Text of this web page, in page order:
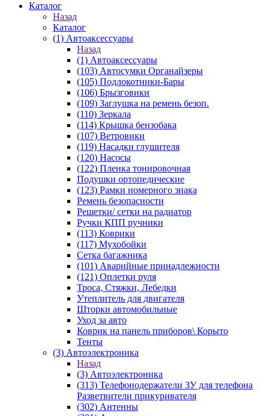
Каталог
Назад
Каталог
(1) Автоаксессуары
Назад
(1) Автоаксессуары
(103) Автосумки Органайзеры
(105) Подлокотники-Бары
(106) Брызговики
(109) Заглушка на ремень безоп.
(110) Зеркала
(114) Крышка бензобака
(107) Ветровики
(119) Насадки глушителя
(120) Насосы
(122) Пленка тонировочная
Подушки ортопедические
(123) Рамки номерного знака
Ремень безопасности
Решетки/ сетки на радиатор
Ручки КПП ручники
(113) Коврики
(117) Мухобойки
Сетка багажника
(101) Аварийные принадлежности
(121) Оплетки руля
Троса, Стяжки, Лебедки
Утеплитель для двигателя
Шторки автомобильные
Уход за авто
Коврик на панель приборов\ Корыто
Тенты
(3) Автоэлектроника
Назад
(3) Автоэлектроника
(313) Телефонодержатели ЗУ для телефона
Разветвители прикуривателя
(302) Антенны